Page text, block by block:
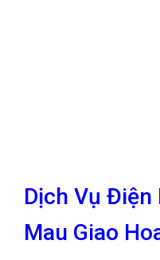
Dịch Vụ Điện
Mau Giao